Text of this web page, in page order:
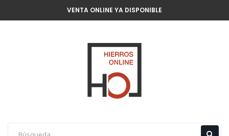
VENTA ONLINE YA DISPONIBLE